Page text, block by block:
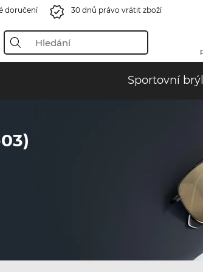
doručení 30 dnů právo vrátit zboží
Sportovní